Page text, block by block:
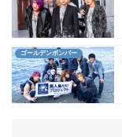
ゴールデンボンバー